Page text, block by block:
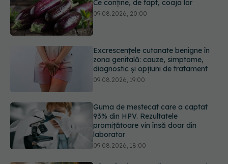
Excrescențele cutanate benigne în
zona genitală: cauze, simptome,
Guma de mestecat care a captat
93% din HPV. Rezultatele
promițătoare vin însă doar din
Câte zile de concediu avem nevoie
într-un an? Răspunsul oferit de un
studiu desfășurat timp de 40 de ani
09.08.2026, 17:00